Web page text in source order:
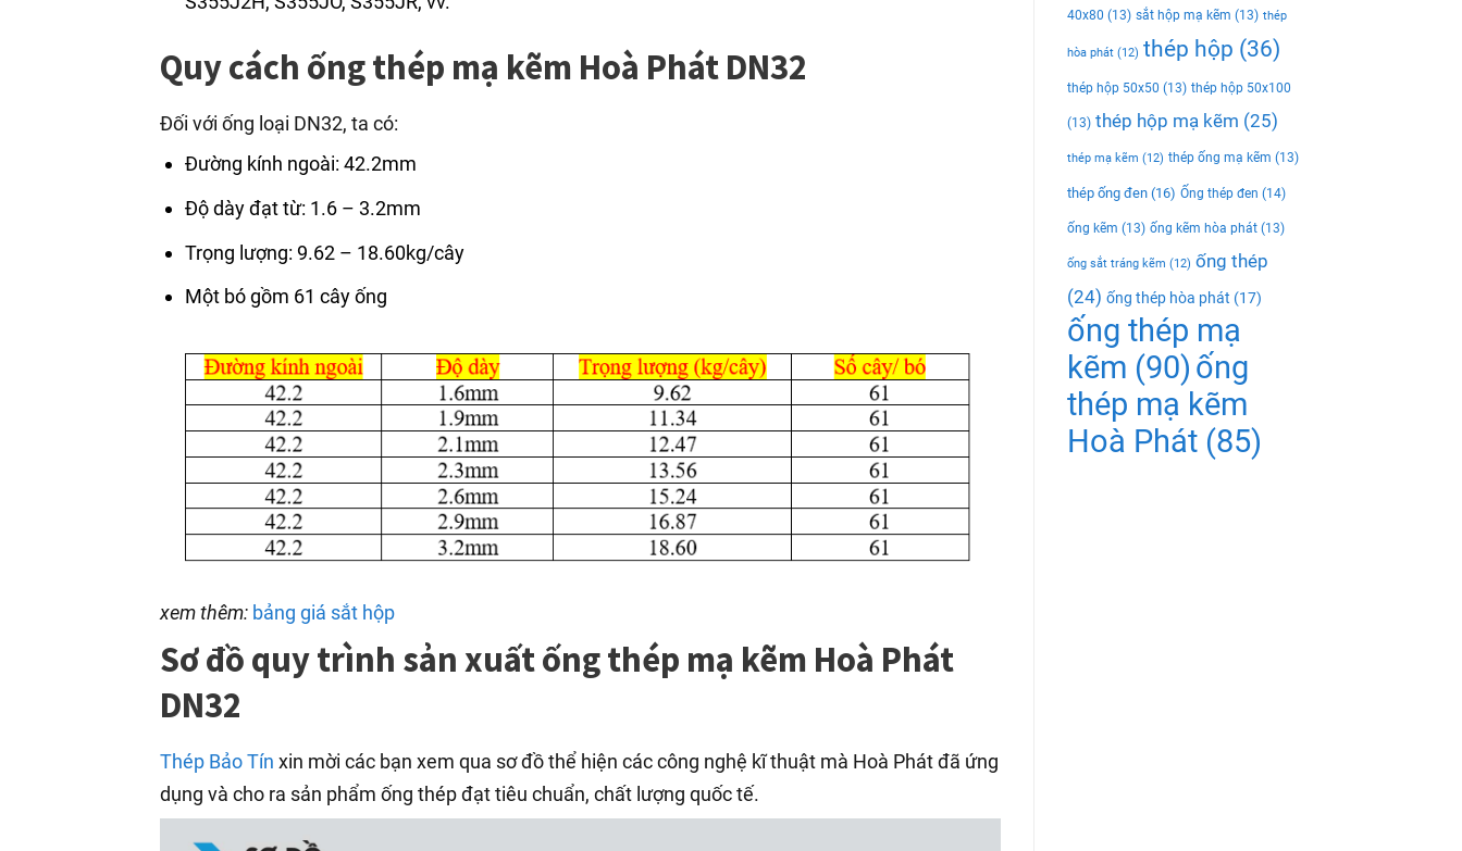
Quy cách ống thép mạ kẽm Hoà Phát DN32
Đối với ống loại DN32, ta có:
Đường kính ngoài: 42.2mm
Độ dày đạt từ: 1.6 – 3.2mm
Trọng lượng: 9.62 – 18.60kg/cây
Một bó gồm 61 cây ống
xem thêm: bảng giá sắt hộp
Sơ đồ quy trình sản xuất ống thép mạ kẽm Hoà Phát
DN32
Thép Bảo Tín xin mời các bạn xem qua sơ đồ thể hiện các công nghệ kĩ thuật mà Hoà Phát đã ứng
dụng và cho ra sản phẩm ống thép đạt tiêu chuẩn, chất lượng quốc tế.
40x80 (13) sắt hộp mạ kẽm (13) thép
hòa phát(12) thép hộp (36)
thép hộp 50x50 (13) thép hộp 50x100
(13) thép hộp mạ kẽm (25)
thép mạ kẽm (12) thép ống mạ kẽm (13)
thép ống đen(16) Ống thép đen (14)
ống kẽm (13) ống kẽm hòa phát(13)
ống sắt tráng kẽm (12) ống thép
(24) ống thép hòa phát (17)
ống thép mạ
kẽm (90) ống
thép mạ kẽm
Hoà Phát(85)